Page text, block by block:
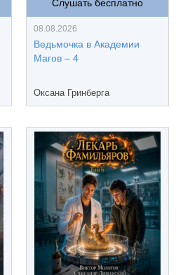
Слушать бесплатно
08.08.2026
Ведьмочка в Академии
Магов – 4
Оксана Гринберга